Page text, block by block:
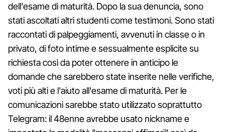
dell'esame di maturità. Dopo la sua denuncia, sono
stati ascoltati altri studenti come testimoni. Sono stati
raccontati di palpeggiamenti, avvenuti in classe o in
privato, di foto intime e sessualmente esplicite su
richiesta così da poter ottenere in anticipo le
domande che sarebbero state inserite nelle verifiche,
voti più alti e l'aiuto all'esame di maturità. Per le
comunicazioni sarebbe stato utilizzato soprattutto
Telegram: il 48enne avrebbe usato nickname e